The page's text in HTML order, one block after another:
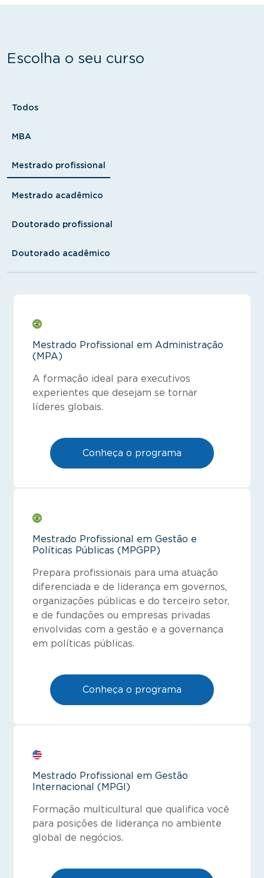
Escolha o seu curso
Tipo
Todos
MBA
Mestrado profissional
Mestrado acadêmico
Doutorado profissional
Doutorado acadêmico
Mestrado Profissional em Administração
(MPA)
A formação ideal para executivos
experientes que desejam se tornar
líderes globais.
Conheça o programa
Mestrado Profissional em Gestão e
Políticas Públicas (MPGPP)
Prepara profissionais para uma atuação
diferenciada e de liderança em governos,
organizações públicas e do terceiro setor,
e de fundações ou empresas privadas
envolvidas com a gestão e a governança
em políticas públicas.
Conheça o programa
Mestrado Profissional em Gestão
Internacional (MPGI)
Formação multicultural que qualifica você
para posições de liderança no ambiente
global de negócios.